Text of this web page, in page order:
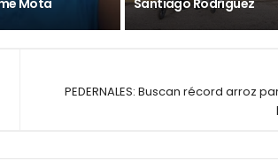
Mota Santiago Rodríguez
PEDERNALES: Buscan récord arroz